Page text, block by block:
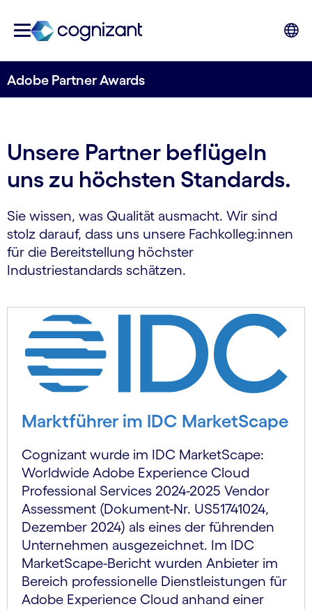
Adobe Partner Awards
Unsere Partner beflügeln
uns zu höchsten Standards.
Sie wissen, was Qualität ausmacht. Wir sind
stolz darauf, dass uns unsere Fachkolleg:innen
für die Bereitstellung höchster
Industriestandards schätzen.
Marktführer im IDC MarketScape
Cognizant wurde im IDC MarketScape:
Worldwide Adobe Experience Cloud
Professional Services 2024-2025 Vendor
Assessment (Dokument-Nr. US51741024,
Dezember 2024) als eines der führenden
Unternehmen ausgezeichnet. Im IDC
MarketScape-Bericht wurden Anbieter im
Bereich professionelle Dienstleistungen für
Adobe Experience Cloud anhand einer